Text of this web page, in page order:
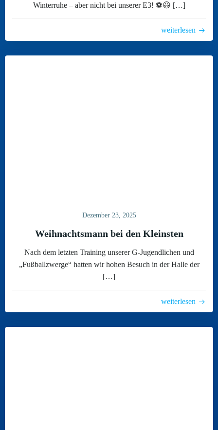
Winterruhe – aber nicht bei unserer E3! ⚽😃 […]
weiterlesen
Dezember 23, 2025
Weihnachtsmann bei den Kleinsten
Nach dem letzten Training unserer G-Jugendlichen und
„Fußballzwerge“ hatten wir hohen Besuch in der Halle der
[…]
weiterlesen